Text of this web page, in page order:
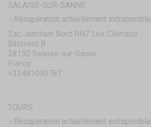
SALAISE-SUR-SANNE
Récupération actuellement indisponible
Zac Jonchain Nord RN7 Les Clématis
Bâtiment B
38150 Salaise-sur-Sanne
France
+33481090787
TOURS
Récupération actuellement indisponible